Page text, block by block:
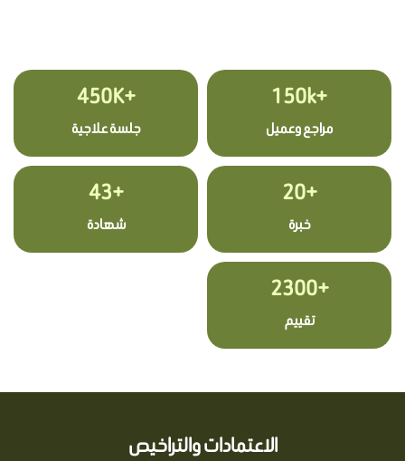
+150k
مراجع وعميل
+450K
جلسة علاجية
+20
خبرة
+43
شهادة
+2300
تقييم
الاعتمادات والتراخيص